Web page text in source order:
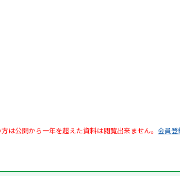
は公開から一年を超えた資料は閲覧出来ません。 会員登